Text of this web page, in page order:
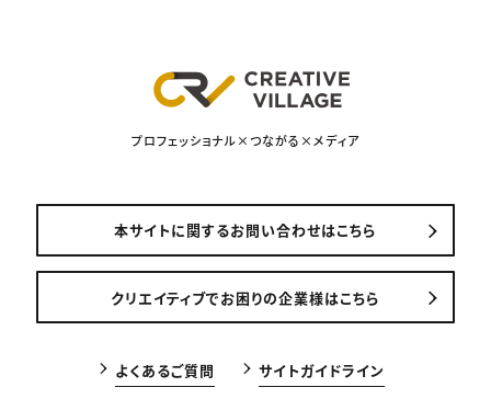
プロフェッショナル×つながる×メディア
本サイトに関するお問い合わせはこちら
クリエイティブでお困りの企業様はこちら
よくあるご質問 サイトガイドライン